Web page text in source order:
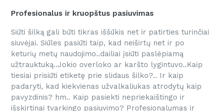
Profesionalus ir kruopštus pasiuvimas
Siūti šilką gali būti tikras iššūkis net ir patirties turinčiai
siuvėjai. Siūles pasiūti taip, kad neiširtų net ir po
keturių metų naudojimo..dailiai įsiūti paslėpiamą
užtrauktuką..Jokio overloko ar karšto lygintuvo..Kaip
tiesiai prisiūti etiketę prie slidaus šilko?.. Ir kaip
padaryti, kad kiekvienas užvalkaliukas atrodytų kaip
pavyzdinis? hm.. Kaip pasiekti nepriekaištingo ir
išskirtinai tvarkingo pasiuvimo? Profesionalumas ir